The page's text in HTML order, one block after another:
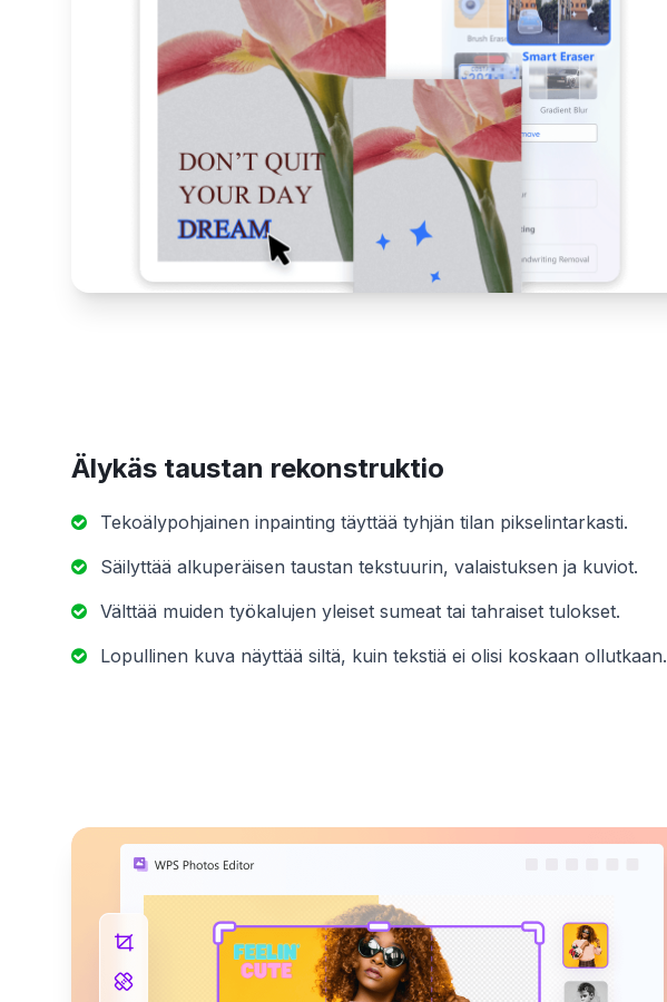
Älykäs taustan rekonstruktio
Tekoälypohjainen inpainting täyttää tyhjän tilan pikselintarkasti.
Säilyttää alkuperäisen taustan tekstuurin, valaistuksen ja kuviot.
Välttää muiden työkalujen yleiset sumeat tai tahraiset tulokset.
Lopullinen kuva näyttää siltä, kuin tekstiä ei olisi koskaan ollutkaan.